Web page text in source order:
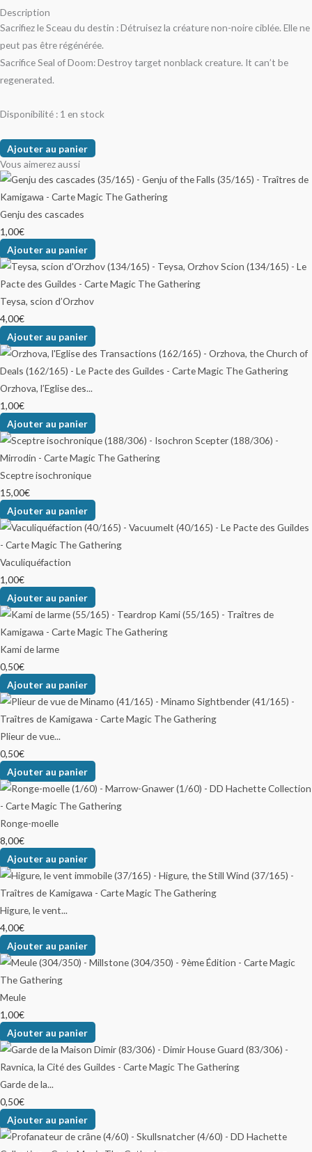
Description
Sacrifiez le Sceau du destin : Détruisez la créature non-noire ciblée. Elle ne
peut pas être régénérée.
Sacrifice Seal of Doom: Destroy target nonblack creature. It can’t be
regenerated.
Disponibilité : 1 en stock
Ajouter au panier
Vous aimerez aussi
Genju des cascades
1,00€
Ajouter au panier
Teysa, scion d’Orzhov
4,00€
Ajouter au panier
Orzhova, l’Eglise des...
1,00€
Ajouter au panier
Sceptre isochronique
15,00€
Ajouter au panier
Vaculiquéfaction
1,00€
Ajouter au panier
Kami de larme
0,50€
Ajouter au panier
Plieur de vue...
0,50€
Ajouter au panier
Ronge-moelle
8,00€
Ajouter au panier
Higure, le vent...
4,00€
Ajouter au panier
Meule
1,00€
Ajouter au panier
Garde de la...
0,50€
Ajouter au panier